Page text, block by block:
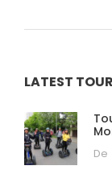
LATEST
De